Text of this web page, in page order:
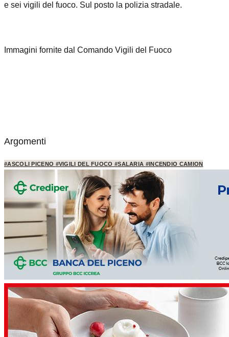
e sei vigili del fuoco. Sul posto la polizia stradale.
Immagini fornite dal Comando Vigili del Fuoco
Argomenti
#ASCOLI PICENO #VIGILI DEL FUOCO #SALARIA #INCENDIO CAMION